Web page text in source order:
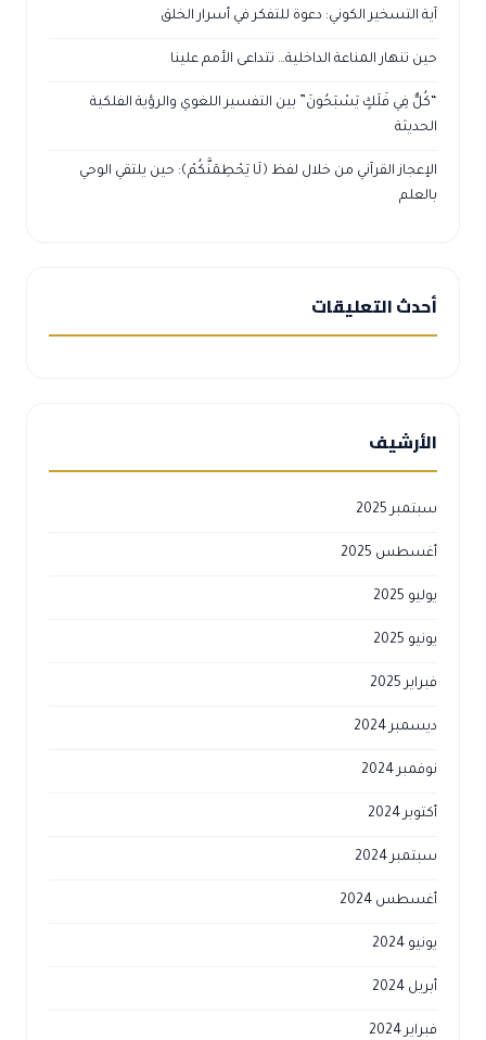
آية التسخير الكوني: دعوة للتفكر في أسرار الخلق
حين تنهار المناعة الداخلية… تتداعى الأمم علينا
“كُلٌّ فِي فَلَكٍ يَسْبَحُونَ” بين التفسير اللغوي والرؤية الفلكية
الحديثة
الإعجاز القرآني من خلال لفظ ﴿لَا يَحْطِمَنَّكُمْ﴾: حين يلتقي الوحي
بالعلم
أحدث التعليقات
الأرشيف
سبتمبر 2025
أغسطس 2025
يوليو 2025
يونيو 2025
فبراير 2025
ديسمبر 2024
نوفمبر 2024
أكتوبر 2024
سبتمبر 2024
أغسطس 2024
يونيو 2024
أبريل 2024
فبراير 2024